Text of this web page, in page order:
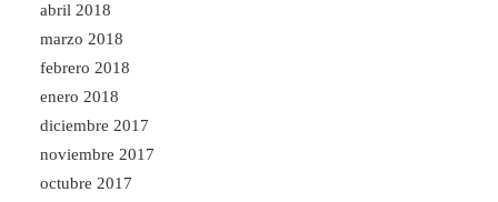
abril 2018
marzo 2018
febrero 2018
enero 2018
diciembre 2017
noviembre 2017
octubre 2017